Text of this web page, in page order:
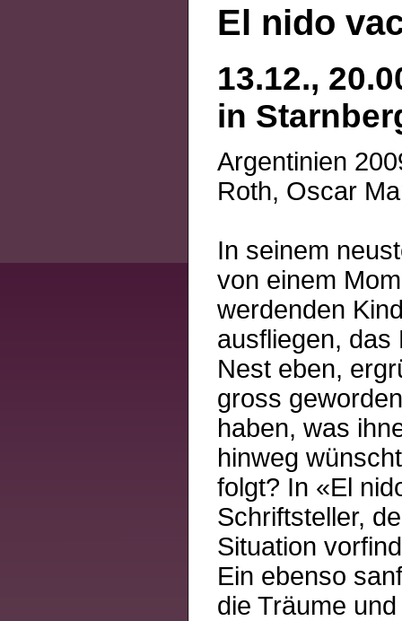
El nido
13.12.,
in
Argentinien
Roth, Oscar
In seinem
von einem
werdenden
ausfliegen,
Nest eben,
gross
haben, was
hinweg
folgt? In «El
Schriftsteller,
Situation
Ein ebenso
die Träume